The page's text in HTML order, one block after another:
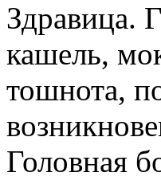
Здравица.
кашель,
тошнота,
Головная